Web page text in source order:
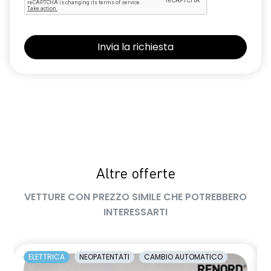
limitatore di velocità a 180 km/h
luci diurne a LED con firma luminosa C-shape
Pacchetto Guida Connessa, incluso per 5 anni
Pack standard connectivity, tramite app my rnlt
privacy glass
Altre offerte
VETTURE CON PREZZO SIMILE CHE POTREBBERO
INTERESSARTI
ELETTRICA NEOPATENTATI CAMBIO AUTOMATICO